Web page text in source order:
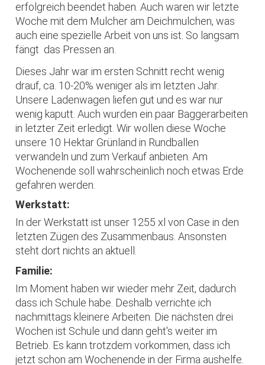
erfolgreich beendet haben. Auch waren wir letzte
Woche mit dem Mulcher am Deichmulchen, was
auch eine spezielle Arbeit von uns ist. So langsam
fängt das Pressen an.
Dieses Jahr war im ersten Schnitt recht wenig
drauf, ca. 10-20% weniger als im letzten Jahr.
Unsere Ladenwagen liefen gut und es war nur
wenig kaputt. Auch wurden ein paar Baggerarbeiten
in letzter Zeit erledigt. Wir wollen diese Woche
unsere 10 Hektar Grünland in Rundballen
verwandeln und zum Verkauf anbieten. Am
Wochenende soll wahrscheinlich noch etwas Erde
gefahren werden.
Werkstatt:
In der Werkstatt ist unser 1255 xl von Case in den
letzten Zügen des Zusammenbaus. Ansonsten
steht dort nichts an aktuell.
Familie:
Im Moment haben wir wieder mehr Zeit, dadurch
dass ich Schule habe. Deshalb verrichte ich
nachmittags kleinere Arbeiten. Die nächsten drei
Wochen ist Schule und dann geht's weiter im
Betrieb. Es kann trotzdem vorkommen, dass ich
jetzt schon am Wochenende in der Firma aushelfe.